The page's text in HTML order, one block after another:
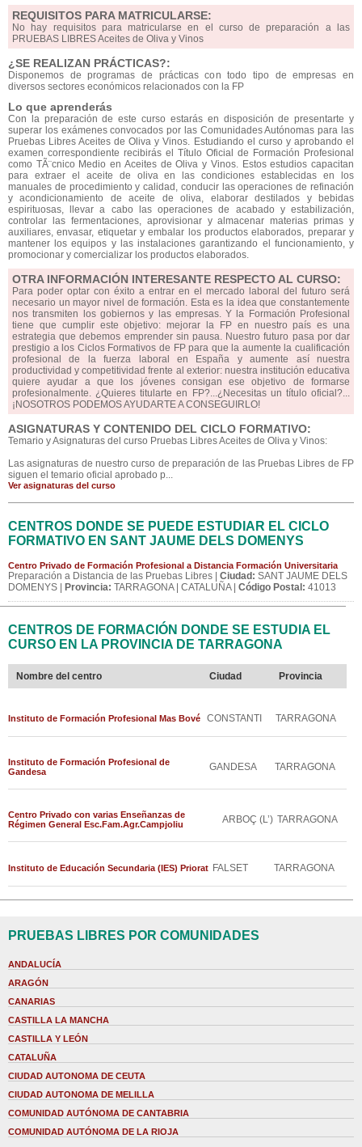
REQUISITOS PARA MATRICULARSE:
No hay requisitos para matricularse en el curso de preparación a las
PRUEBAS LIBRES Aceites de Oliva y Vinos
¿SE REALIZAN PRÁCTICAS?:
Disponemos de programas de prácticas con todo tipo de empresas en
diversos sectores económicos relacionados con la FP
Lo que aprenderás
Con la preparación de este curso estarás en disposición de presentarte y
superar los exámenes convocados por las Comunidades Autónomas para las
Pruebas Libres Aceites de Oliva y Vinos. Estudiando el curso y aprobando el
examen correspondiente recibirás el Título Oficial de Formación Profesional
como TÃ¨cnico Medio en Aceites de Oliva y Vinos. Estos estudios capacitan
para extraer el aceite de oliva en las condiciones establecidas en los
manuales de procedimiento y calidad, conducir las operaciones de refinación
y acondicionamiento de aceite de oliva, elaborar destilados y bebidas
espirituosas, llevar a cabo las operaciones de acabado y estabilización,
controlar las fermentaciones, aprovisionar y almacenar materias primas y
auxiliares, envasar, etiquetar y embalar los productos elaborados, preparar y
mantener los equipos y las instalaciones garantizando el funcionamiento, y
promocionar y comercializar los productos elaborados.
OTRA INFORMACIÓN INTERESANTE RESPECTO AL CURSO:
Para poder optar con éxito a entrar en el mercado laboral del futuro será
necesario un mayor nivel de formación. Esta es la idea que constantemente
nos transmiten los gobiernos y las empresas. Y la Formación Profesional
tiene que cumplir este objetivo: mejorar la FP en nuestro país es una
estrategia que debemos emprender sin pausa. Nuestro futuro pasa por dar
prestigio a los Ciclos Formativos de FP para que la aumente la cualificación
profesional de la fuerza laboral en España y aumente así nuestra
productividad y competitividad frente al exterior: nuestra institución educativa
quiere ayudar a que los jóvenes consigan ese objetivo de formarse
profesionalmente. ¿Quieres titularte en FP?...¿Necesitas un título oficial?...
¡NOSOTROS PODEMOS AYUDARTE A CONSEGUIRLO!
ASIGNATURAS Y CONTENIDO DEL CICLO FORMATIVO:
Temario y Asignaturas del curso Pruebas Libres Aceites de Oliva y Vinos:
Las asignaturas de nuestro curso de preparación de las Pruebas Libres de FP
siguen el temario oficial aprobado p...
Ver asignaturas del curso
CENTROS DONDE SE PUEDE ESTUDIAR EL CICLO
FORMATIVO EN SANT JAUME DELS DOMENYS
Centro Privado de Formación Profesional a Distancia Formación Universitaria
Preparación a Distancia de las Pruebas Libres | Ciudad: SANT JAUME DELS
DOMENYS |
Provincia: TARRAGONA | CATALUÑA | Código Postal: 41013
CENTROS DE FORMACIÓN DONDE SE ESTUDIA EL
CURSO EN LA PROVINCIA DE TARRAGONA
Nombre del centro Ciudad Provincia
Instituto de Formación Profesional Mas Bové CONSTANTI TARRAGONA
Instituto de Formación Profesional de
Gandesa
GANDESA TARRAGONA
Centro Privado con varias Enseñanzas de
Régimen General Esc.Fam.Agr.Campjoliu
ARBOÇ (L’) TARRAGONA
Instituto de Educación Secundaria (IES) Priorat FALSET TARRAGONA
PRUEBAS LIBRES POR COMUNIDADES
ANDALUCÍA
ARAGÓN
CANARIAS
CASTILLA LA MANCHA
CASTILLA Y LEÓN
CATALUÑA
CIUDAD AUTONOMA DE CEUTA
CIUDAD AUTONOMA DE MELILLA
COMUNIDAD AUTÓNOMA DE CANTABRIA
COMUNIDAD AUTÓNOMA DE LA RIOJA